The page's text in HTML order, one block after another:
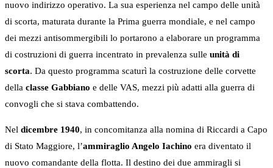
nuovo indirizzo operativo. La sua esperienza nel campo delle unità
di scorta, maturata durante la Prima guerra mondiale, e nel campo
dei mezzi antisommergibili lo portarono a elaborare un programma
di costruzioni di guerra incentrato in prevalenza sulle unità di
scorta. Da questo programma scaturì la costruzione delle corvette
della classe Gabbiano e delle VAS, mezzi più adatti alla guerra di
convogli che si stava combattendo.
Nel dicembre 1940, in concomitanza alla nomina di Riccardi a Capo
di Stato Maggiore, l’ammiraglio Angelo Iachino era diventato il
nuovo comandante della flotta. Il destino dei due ammiragli si